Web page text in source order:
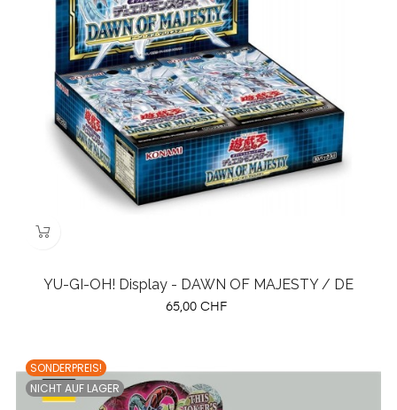
YU-GI-OH! Display - DAWN OF MAJESTY / DE
Preis
65,00 CHF
SONDERPREIS!
NICHT AUF LAGER